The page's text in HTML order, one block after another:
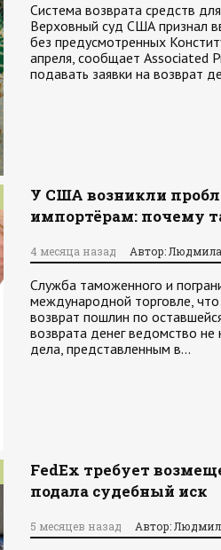
Система возврата средств
Верховный суд США признал
без предусмотренных
апреля, сообщает Associated
подавать заявки на возврат
У США возникли
импортёрам: почему
4 месяца назад Автор:
Служба таможенного и
международной торговле,
возврат пошлин по
возврата денег ведомство не
дела, представленным в…
FedEx требует
подала судебный иск
5 месяцев назад Автор: